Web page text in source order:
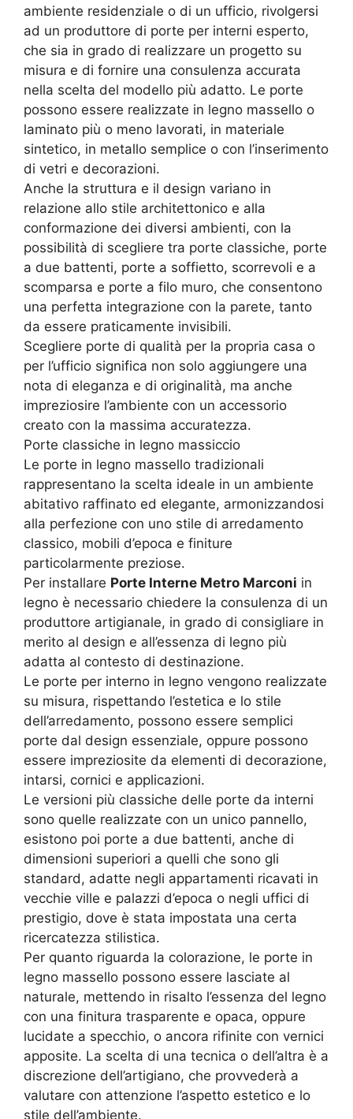
ambiente residenziale o di un ufficio, rivolgersi
ad un produttore di porte per interni esperto,
che sia in grado di realizzare un progetto su
misura e di fornire una consulenza accurata
nella scelta del modello più adatto. Le porte
possono essere realizzate in legno massello o
laminato più o meno lavorati, in materiale
sintetico, in metallo semplice o con l’inserimento
di vetri e decorazioni.
Anche la struttura e il design variano in
relazione allo stile architettonico e alla
conformazione dei diversi ambienti, con la
possibilità di scegliere tra porte classiche, porte
a due battenti, porte a soffietto, scorrevoli e a
scomparsa e porte a filo muro, che consentono
una perfetta integrazione con la parete, tanto
da essere praticamente invisibili.
Scegliere porte di qualità per la propria casa o
per l’ufficio significa non solo aggiungere una
nota di eleganza e di originalità, ma anche
impreziosire l’ambiente con un accessorio
creato con la massima accuratezza.
Porte classiche in legno massiccio
Le porte in legno massello tradizionali
rappresentano la scelta ideale in un ambiente
abitativo raffinato ed elegante, armonizzandosi
alla perfezione con uno stile di arredamento
classico, mobili d’epoca e finiture
particolarmente preziose.
Per installare Porte Interne Metro Marconi in
legno è necessario chiedere la consulenza di un
produttore artigianale, in grado di consigliare in
merito al design e all’essenza di legno più
adatta al contesto di destinazione.
Le porte per interno in legno vengono realizzate
su misura, rispettando l’estetica e lo stile
dell’arredamento, possono essere semplici
porte dal design essenziale, oppure possono
essere impreziosite da elementi di decorazione,
intarsi, cornici e applicazioni.
Le versioni più classiche delle porte da interni
sono quelle realizzate con un unico pannello,
esistono poi porte a due battenti, anche di
dimensioni superiori a quelli che sono gli
standard, adatte negli appartamenti ricavati in
vecchie ville e palazzi d’epoca o negli uffici di
prestigio, dove è stata impostata una certa
ricercatezza stilistica.
Per quanto riguarda la colorazione, le porte in
legno massello possono essere lasciate al
naturale, mettendo in risalto l’essenza del legno
con una finitura trasparente e opaca, oppure
lucidate a specchio, o ancora rifinite con vernici
apposite. La scelta di una tecnica o dell’altra è a
discrezione dell’artigiano, che provvederà a
valutare con attenzione l’aspetto estetico e lo
stile dell’ambiente.